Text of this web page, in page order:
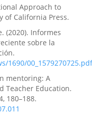
Approach to
of California Press.
(2020). Informes
sobre la
1690/00_1579270725.pdf
mentoring: A
Teacher Education.
180–188.